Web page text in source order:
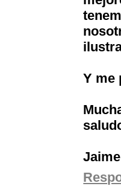
Y me
Jaime